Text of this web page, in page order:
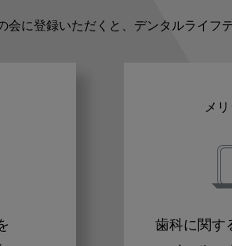
会に登録いただくと、デンタルライフ
メリ
歯科に関す